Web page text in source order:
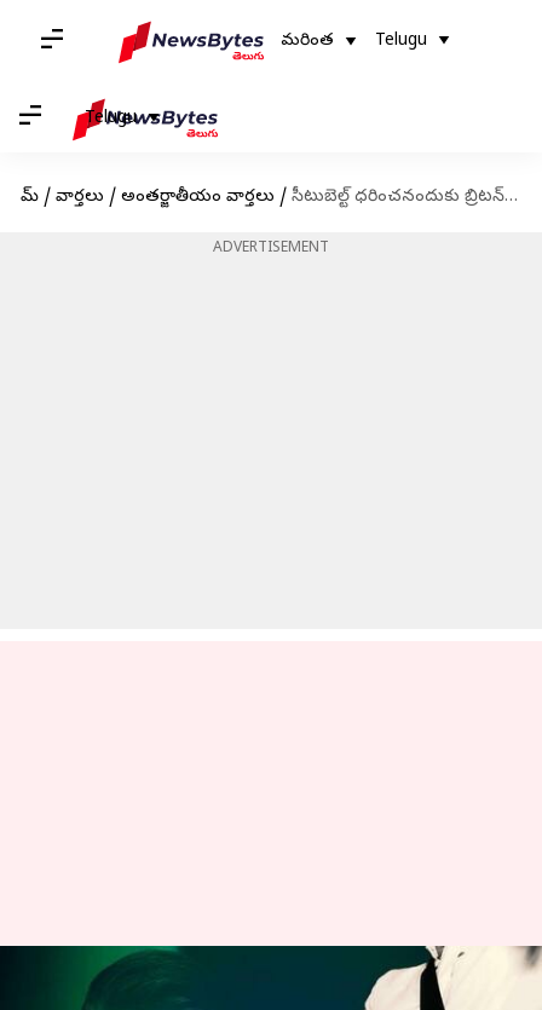
మరింత Telugu
Telugu
హోమ్ / వార్తలు / అంతర్జాతీయం వార్తలు / సీటుబెల్ట్ ధరించనందుకు బ్రిటన్ ప్రధాని రిషి సునక్‌కు జరిమానా
ADVERTISEMENT
సీటుబెల్ట్ ధరించనందుకు బ్రిటన్ ప్రధాని